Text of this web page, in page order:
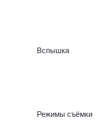
Вспышка
Режимы съёмки